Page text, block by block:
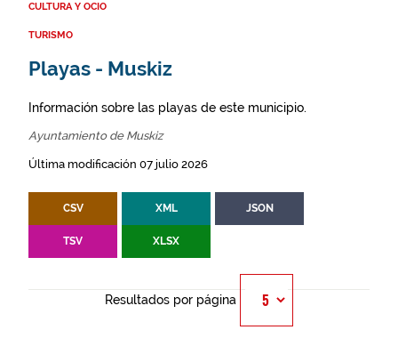
CULTURA Y OCIO
TURISMO
Playas - Muskiz
Información sobre las playas de este municipio.
Ayuntamiento de Muskiz
Última modificación 07 julio 2026
CSV XML JSON
TSV XLSX
Resultados por página